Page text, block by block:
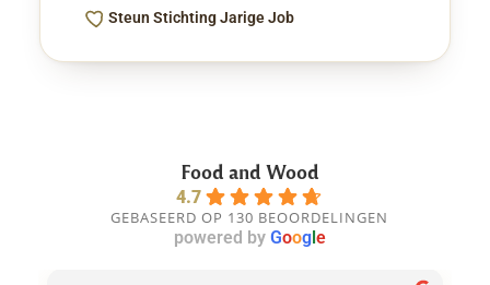
Steun Stichting Jarige Job
Food and Wood
4.7
GEBASEERD OP 130 BEOORDELINGEN
powered by Googl e